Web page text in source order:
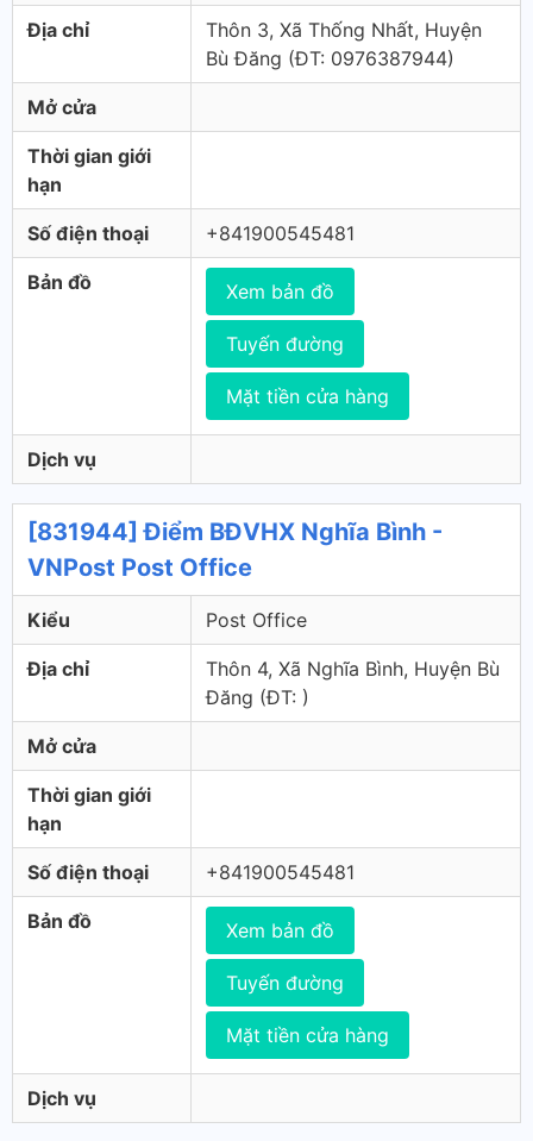
Địa chỉ
Thôn 3, Xã Thống Nhất, Huyện
Bù Đăng (ÐT: 0976387944)
Mở cửa
Thời gian giới
hạn
Số điện thoại +841900545481
Bản đồ Xem bản đồ
Tuyến đường
Mặt tiền cửa hàng
Dịch vụ
[831944] Điểm BĐVHX Nghĩa Bình -
VNPost Post Office
Kiểu Post Office
Địa chỉ
Thôn 4, Xã Nghĩa Bình, Huyện Bù
Đăng (ÐT: )
Mở cửa
Thời gian giới
hạn
Số điện thoại +841900545481
Bản đồ Xem bản đồ
Tuyến đường
Mặt tiền cửa hàng
Dịch vụ